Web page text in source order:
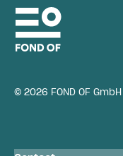
© 2026 FOND OF GmbH